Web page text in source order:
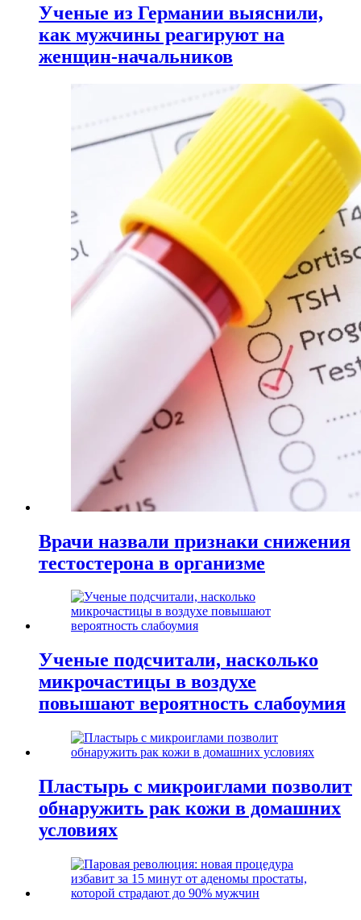
Ученые из Германии выяснили,
как мужчины реагируют на
женщин-начальников
Врачи назвали признаки снижения
тестостерона в организме
Ученые подсчитали, насколько
микрочастицы в воздухе
повышают вероятность слабоумия
Пластырь с микроиглами позволит
обнаружить рак кожи в домашних
условиях